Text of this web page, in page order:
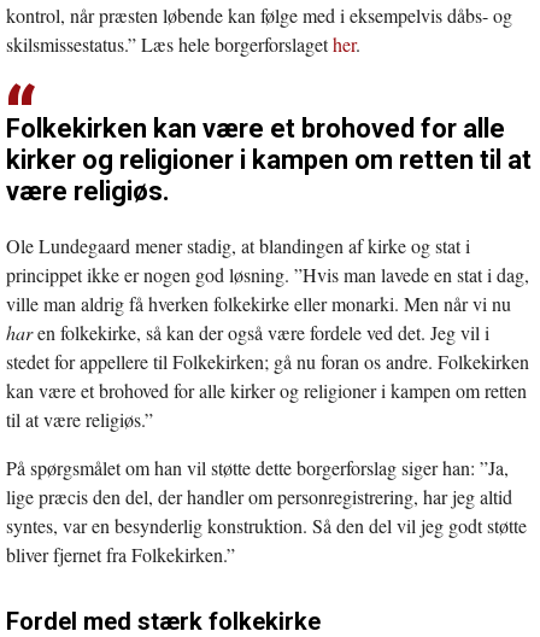
kontrol, når præsten løbende kan følge med i eksempelvis dåbs- og
skilsmissestatus.” Læs hele borgerforslagether.
Folkekirken kan være et brohoved for alle
kirker og religioner i kampen om retten til at
være religiøs.
Ole Lundegaard mener stadig, at blandingen af kirke og stat i
princippet ikke er nogen god løsning. ”Hvis man lavede en stat i dag,
ville man aldrig få hverken folkekirke eller monarki. Men når vi nu
haren folkekirke, så kan der også være fordele ved det. Jeg vil i
stedet for appellere til Folkekirken; gå nu foran os andre. Folkekirken
kan være et brohoved for alle kirker og religioner i kampen om retten
til at være religiøs.”
På spørgsmålet om han vil støtte dette borgerforslag siger han: ”Ja,
lige præcis den del, der handler om personregistrering, har jeg altid
syntes, var en besynderlig konstruktion. Så den del vil jeg godt støtte
bliver fjernet fra Folkekirken.”
Fordel med stærk folkekirke